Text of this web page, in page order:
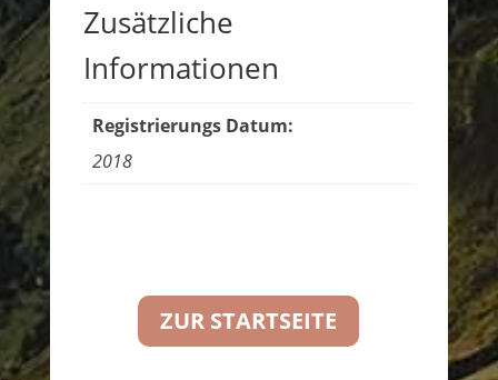
Zusätzliche
Informationen
Registrierungs Datum:
2018
ZUR STARTSEITE